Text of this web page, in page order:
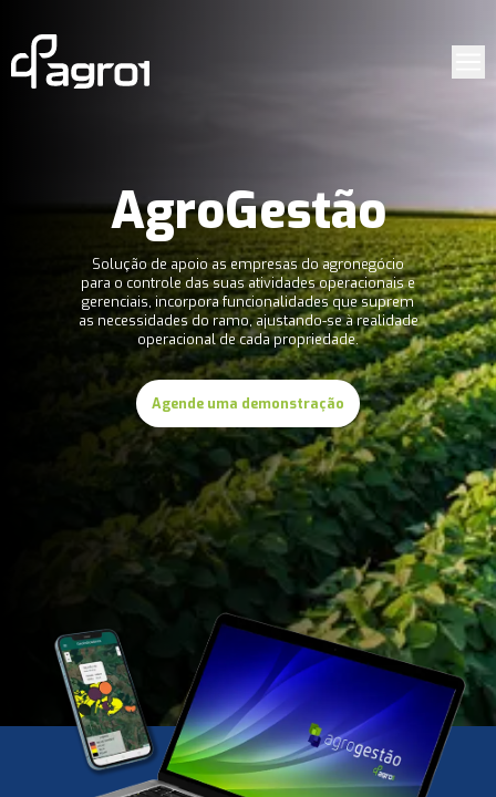
AgroGestão
Solução de apoio as empresas do agronegócio
para o controle das suas atividades operacionais e
gerenciais, incorpora funcionalidades que suprem
as necessidades do ramo, ajustando-se à realidade
operacional de cada propriedade.
Agende uma demonstração